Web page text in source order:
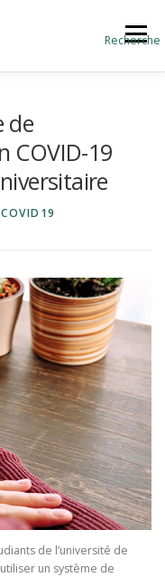
Recherche
Menu
de
COVID-19
de l’université de
un système de